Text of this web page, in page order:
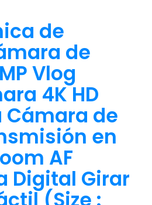
de
de
Vlog
4K HD
Cámara de
en
AF
Digital Girar